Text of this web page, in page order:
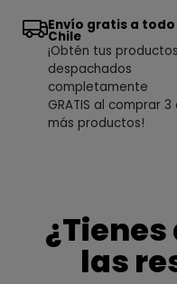
Envío gratis a todo
Chile
¡Obtén tus productos
despachados
completamente
GRATIS al comprar 3
más productos!
las